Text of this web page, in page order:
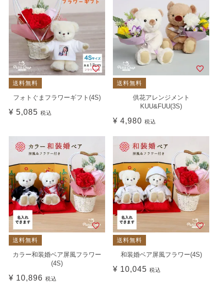
送料無料
フォトぐまフラワーギフト(4S)
¥ 5,085 税込
送料無料
供花アレンジメント
KUU&FUU(3S)
¥ 4,980 税込
送料無料
カラー和装婚ベア屏風フラワー
(4S)
¥ 10,896 税込
送料無料
和装婚ベア屏風フラワー(4S)
¥ 10,045 税込